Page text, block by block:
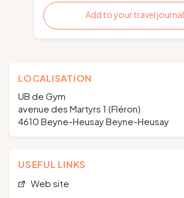
Add to your travel journal
LOCALISATION
UB de Gym
avenue des Martyrs 1 (Fléron)
4610 Beyne-Heusay Beyne-Heusay
USEFUL LINKS
Web site